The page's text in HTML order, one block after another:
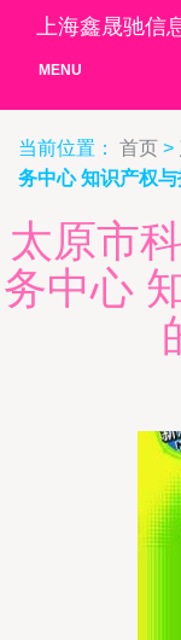
上海鑫晟驰信
MENU
当前位置： 首页 >
务中心 知识产权
太原市
务中心